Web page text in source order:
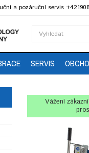
a pozáruční servis
SERVIS
Vážení